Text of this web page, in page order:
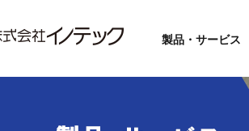
製品・サービス